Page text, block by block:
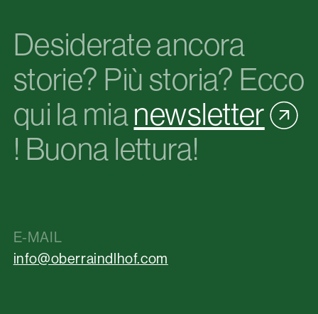
E-MAIL
info@oberraindlhof.com
Desiderate ancora
storie? Più storia? Ecco
qui la mia newsletter
! Buona lettura!